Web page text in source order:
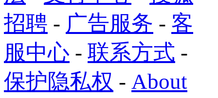
招聘 - 广告服务 - 客
服中心 - 联系方式 -
保护隐私权 - About